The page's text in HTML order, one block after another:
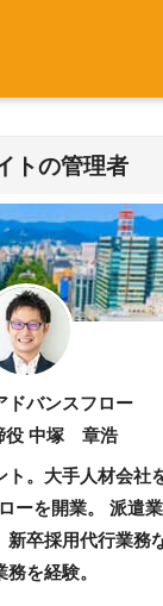
トの管理者
ドバンスフロー
役 中塚 章浩
ト。大手人材会社
ーを開業。 派遣
新卒採用代行業務
務を経験。